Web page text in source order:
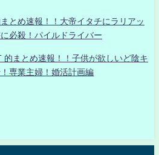
とめ速報！！大帝イタチにラリアッ
必殺！パイルドライバー
的まとめ速報！！子供が欲しいど陰キ
専業主婦！婚活計画編